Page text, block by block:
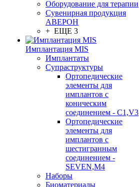
Оборудование для терапии
Сувенирная продукция
АВЕРОН
+ ЕЩЕ 3
Имплантация MIS
Имплантаты
Супраструктуры
Ортопедические
элементы для
имплантов с
коническим
соединением - C1,V3
Ортопедические
элементы для
имплантов с
шестигранным
соединением -
SEVEN,M4
Наборы
Биоматериалы